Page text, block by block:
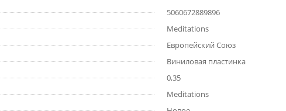
5060672889896
Meditations
Европейский Союз
Виниловая пластинка
0,35
Meditations